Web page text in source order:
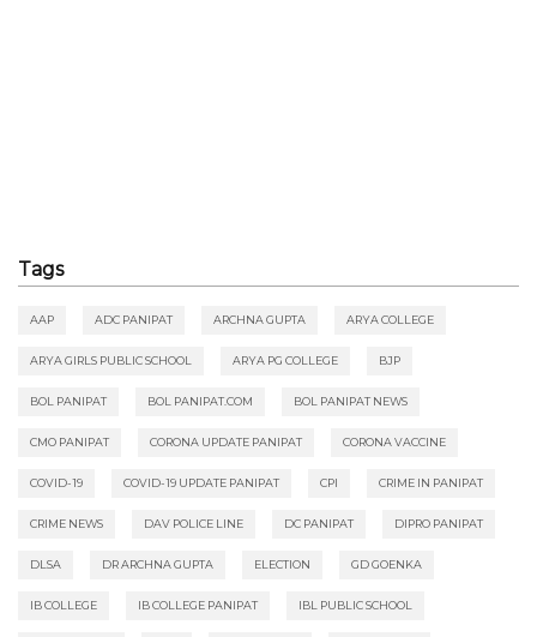
Tags
AAP ADC PANIPAT ARCHNA GUPTA ARYA COLLEGE
ARYA GIRLS PUBLIC SCHOOL ARYA PG COLLEGE BJP
BOL PANIPAT BOL PANIPAT.COM BOL PANIPAT NEWS
CMO PANIPAT CORONA UPDATE PANIPAT CORONA VACCINE
COVID-19 COVID-19 UPDATE PANIPAT CPI CRIME IN PANIPAT
CRIME NEWS DAV POLICE LINE DC PANIPAT DIPRO PANIPAT
DLSA DR ARCHNA GUPTA ELECTION GD GOENKA
IB COLLEGE IB COLLEGE PANIPAT IBL PUBLIC SCHOOL